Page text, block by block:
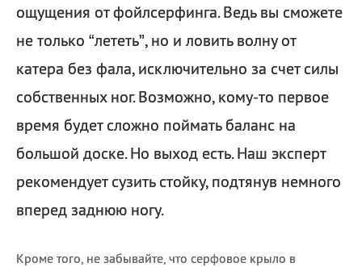
ощущения от фойлсерфинга. Ведь вы сможете
не только “лететь”, но и ловить волну от
катера без фала, исключительно за счет силы
собственных ног. Возможно, кому-то первое
время будет сложно поймать баланс на
большой доске. Но выход есть. Наш эксперт
рекомендует сузить стойку, подтянув немного
вперед заднюю ногу.
Кроме того, не забывайте, что серфовое крыло в